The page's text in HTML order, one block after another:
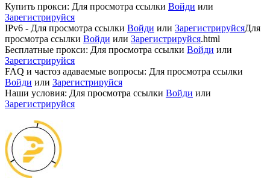
Купить прокси: Для просмотра ссылки Войди или
Зарегистрируйся
IPv6 - Для просмотра ссылки Войди или ЗарегистрируйсяДля
просмотра ссылки Войди или Зарегистрируйся.html
Бесплатные прокси: Для просмотра ссылки Войди или
Зарегистрируйся
FAQ и частоз адаваемые вопросы: Для просмотра ссылки
Войди или Зарегистрируйся
Наши условия: Для просмотра ссылки Войди или
Зарегистрируйся